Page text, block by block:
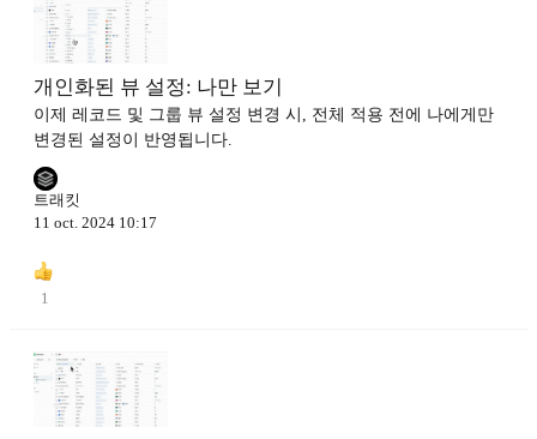
개인화된 뷰 설정: 나만 보기
이제 레코드 및 그룹 뷰 설정 변경 시, 전체 적용 전에 나에게만
변경된 설정이 반영됩니다.
트래킷
11 oct. 2024 10:17
1